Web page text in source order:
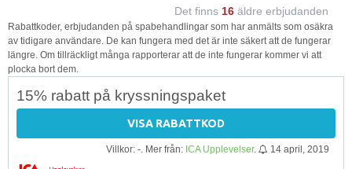
Det finns 16 äldre erbjudanden
Rabattkoder, erbjudanden på spabehandlingar som har anmälts som osäkra
av tidigare användare. De kan fungera med det är inte säkert att de fungerar
längre. Om tillräckligt många rapporterar att de inte fungerar kommer vi att
plocka bort dem.
15% rabatt på kryssningspaket
VISA RABATTKOD
Villkor: -. Mer från: ICA Upplevelser. 14 april, 2019